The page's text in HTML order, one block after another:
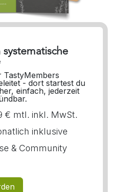
- dort startest du
einfach, jederzeit
€ mtl. inkl. MwSt.
inklusive
& Community